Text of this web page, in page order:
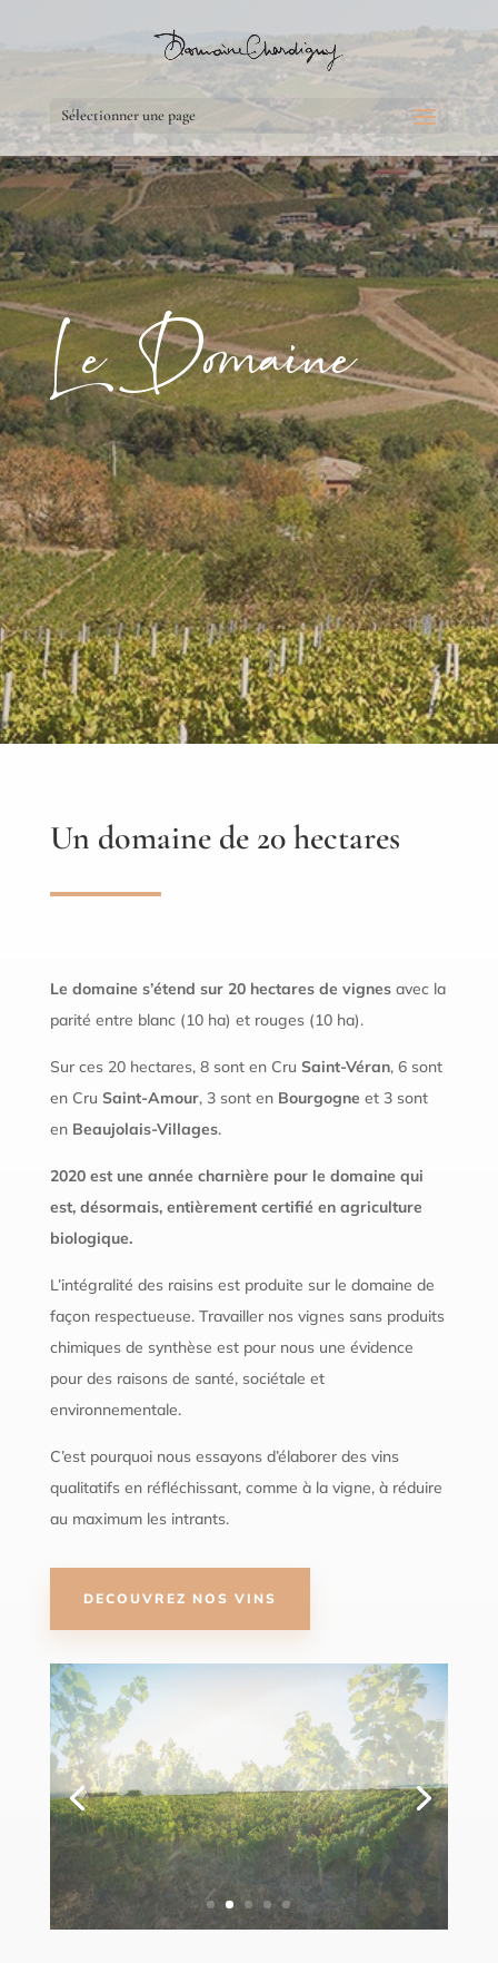
Sélectionner une page
Le Domaine
Un domaine de 20 hectares
Le domaine s’étend sur 20 hectares de vignesavec la
parité entre blanc (10 ha) et rouges (10 ha).
Sur ces 20 hectares, 8 sont en Cru Saint-Véran, 6 sont
en Cru Saint-Amour, 3 sont en Bourgogne et 3 sont
en Beaujolais-Villages.
2020 est une année charnière pour le domaine qui
est, désormais, entièrement certifié en agriculture
biologique.
L’intégralité des raisins est produite sur le domaine de
façon respectueuse. Travailler nos vignes sans produits
chimiques de synthèse est pour nous une évidence
pour des raisons de santé, sociétale et
environnementale.
C’est pourquoi nous essayons d’élaborer des vins
qualitatifs en réfléchissant, comme à la vigne, à réduire
au maximum les intrants.
DECOUVREZ NOS VINS